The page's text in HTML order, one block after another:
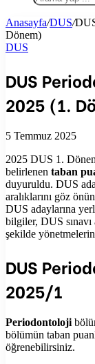
Anasayfa/DUS/
Dönem)
DUS
DUS
2025 (1.
5 Temmuz 2025
2025 DUS 1.
belirlenen taban
duyuruldu. DUS
aralıklarını göz
DUS adaylarına
bilgiler, DUS sınavı
şekilde
DUS
2025/1
Periodontoloji
bölümün taban
öğrenebilirsiniz.